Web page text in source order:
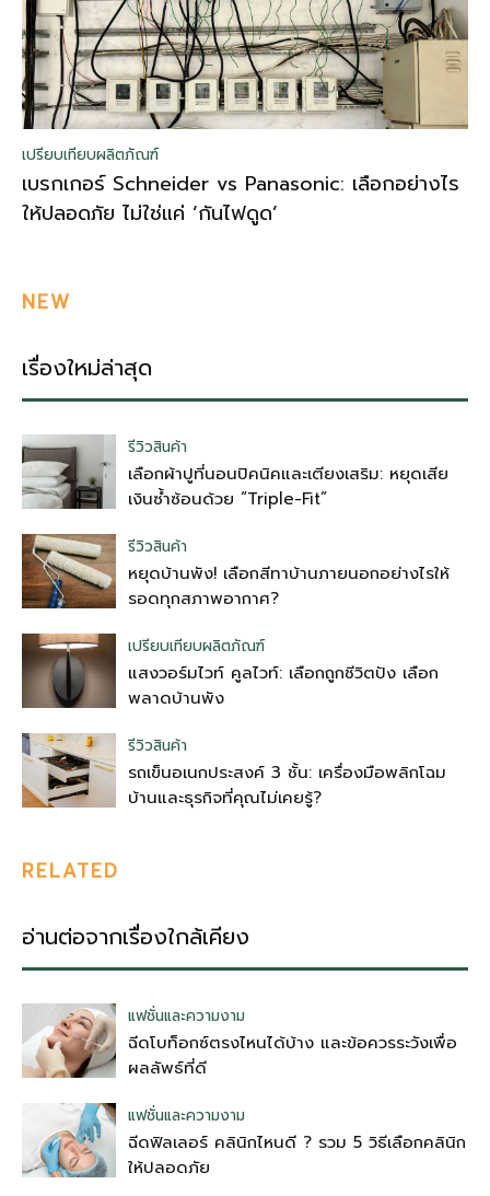
เปรียบเทียบผลิตภัณฑ์
เบรกเกอร์ Schneider vs Panasonic: เลือกอย่างไร
ให้ปลอดภัย ไม่ใช่แค่ ‘กันไฟดูด’
NEW
เรื่องใหม่ล่าสุด
รีวิวสินค้า
เลือกผ้าปูที่นอนปิคนิคและเตียงเสริม: หยุดเสีย
เงินซ้ำซ้อนด้วย “Triple-Fit”
รีวิวสินค้า
หยุดบ้านพัง! เลือกสีทาบ้านภายนอกอย่างไรให้
รอดทุกสภาพอากาศ?
เปรียบเทียบผลิตภัณฑ์
แสงวอร์มไวท์ คูลไวท์: เลือกถูกชีวิตปัง เลือก
พลาดบ้านพัง
รีวิวสินค้า
รถเข็นอเนกประสงค์ 3 ชั้น: เครื่องมือพลิกโฉม
บ้านและธุรกิจที่คุณไม่เคยรู้?
RELATED
อ่านต่อจากเรื่องใกล้เคียง
แฟชั่นและความงาม
ฉีดโบท็อกซ์ตรงไหนได้บ้าง และข้อควรระวังเพื่อ
ผลลัพธ์ที่ดี
แฟชั่นและความงาม
ฉีดฟิลเลอร์ คลินิกไหนดี ? รวม 5 วิธีเลือกคลินิก
ให้ปลอดภัย